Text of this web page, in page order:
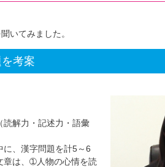
いてみました。
考案
解力・記述力・語彙
に、漢字問題を計5～6
章は、➀人物の心情を読